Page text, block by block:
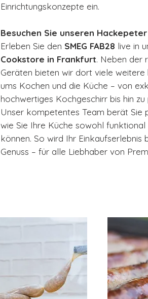
Einrichtungskonzepte ein.
Besuchen Sie unseren
Erleben Sie den SMEG FAB28 live in
Cookstore in Frankfurt. Neben der
Geräten bieten wir dort viele
ums Kochen und die Küche – von
hochwertiges Kochgeschirr bis hin
Unser kompetentes Team berät Sie
wie Sie Ihre Küche sowohl
können. So wird Ihr Einkaufserlebnis
Genuss – für alle Liebhaber von